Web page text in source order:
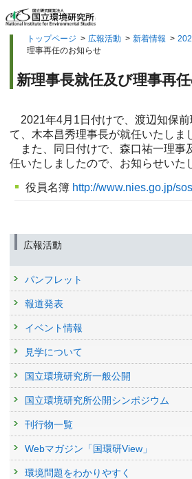
トップページ > 広報活動 > 新着情報 >
理事再任のお知らせ
新理事長就任及び理事再
2021年4月1日付けで、渡辺知保前
て、木本昌秀理事長が就任いたしま
また、同日付けで、森口祐一理事
任いたしましたので、お知らせいた
役員名簿 http://www.nies.go.jp/
広報活動
パンフレット
報道発表
イベント情報
見学について
国立環境研究所一般公開
国立環境研究所公開シンポジウム
刊行物一覧
Webマガジン「国環研View」
環境問題をわかりやすく